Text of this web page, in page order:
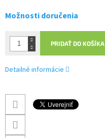
Možnosti doručenia
PRIDAŤ DO KOŠÍKA
Detailné informácie